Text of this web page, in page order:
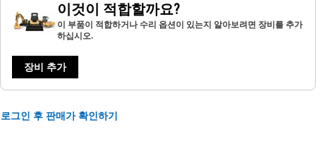
이것이 적합할까요?
이 부품이 적합하거나 수리 옵션이 있는지 알아보려면 장비를 추가
하십시오.
장비 추가
로그인 후 판매가 확인하기